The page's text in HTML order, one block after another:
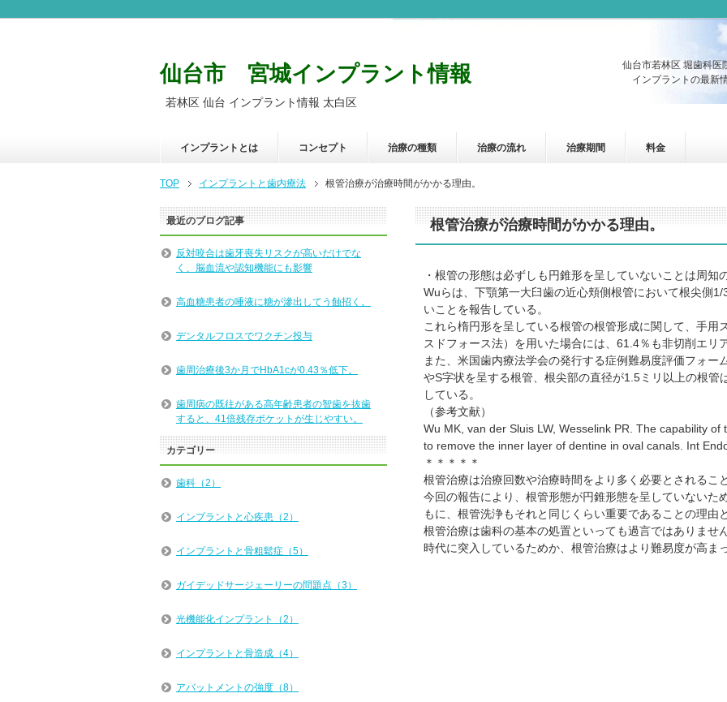
仙台市 宮城インプラント情報
若林区 仙台 インプラント情報 太白区
仙台市若林区 堀歯科医
インプラントの最新
インプラントとは コンセプト 治療の種類 治療の流れ 治療期間 料金
TOP インプラントと歯内療法 根管治療が治療時間がかかる理由。
根管治療が治療時間がかかる理由。
・根管の形態は必ずしも円錐形を呈していないことは周知
Wuらは、下顎第一大臼歯の近心頬側根管において根尖側
いことを報告している。
これら楕円形を呈している根管の根管形成に関して、手用
スドフォース法）を用いた場合には、61.4％も非切削エリ
また、米国歯内療法学会の発行する症例難易度評価フォー
やS字状を呈する根管、根尖部の直径が1.5ミリ以上の根管
している。
（参考文献）
Wu MK, van der Sluis LW, Wesselink PR. The capability
to remove the inner layer of dentine in oval canals. Int
＊＊＊＊＊
根管治療は治療回数や治療時間をより多く必要とされるこ
今回の報告により、根管形態が円錐形態を呈していないた
もに、根管洗浄もそれと同じくらい重要であることの理由
根管治療は歯科の基本の処置といっても過言ではありませ
時代に突入しているためか、根管治療はより難易度が高ま
最近のブログ記事
反対咬合は歯牙喪失リスクが高いだけでな
く、脳血流や認知機能にも影響
高血糖患者の唾液に糖が滲出してう蝕招く。
デンタルフロスでワクチン投与
歯周治療後3か月でHbA1cが0.43％低下。
歯周病の既往がある高年齢患者の智歯を抜歯
すると、41倍残存ポケットが生じやすい。
カテゴリー
歯科（2）
インプラントと心疾患（2）
インプラントと骨粗鬆症（5）
ガイデッドサージェーリーの問題点（3）
光機能化インプラント（2）
インプラントと骨造成（4）
アバットメントの強度（8）